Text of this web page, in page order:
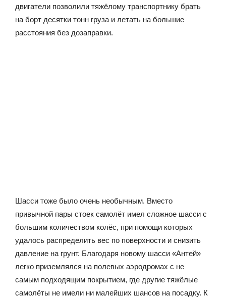
двигатели позволили тяжёлому транспортнику брать
на борт десятки тонн груза и летать на большие
расстояния без дозаправки.
Шасси тоже было очень необычным. Вместо
привычной пары стоек самолёт имел сложное шасси с
большим количеством колёс, при помощи которых
удалось распределить вес по поверхности и снизить
давление на грунт. Благодаря новому шасси «Антей»
легко приземлялся на полевых аэродромах с не
самым подходящим покрытием, где другие тяжёлые
самолёты не имели ни малейших шансов на посадку. К